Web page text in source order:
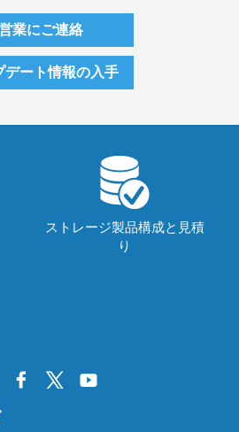
業にご連絡
デート情報の入手
ストレージ製品構成と見積
り